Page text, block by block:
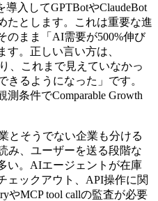
入してGPTBotやClaudeBot
たとします。これは重要な進
のまま「AI需要が500%伸び
す。正しい言い方は、
、これまで見えていなかっ
るようになった」です。
条件でComparable Growth
とそうでない企業も分ける
み、ユーザーを送る段階な
い。AIエージェントが在庫
ェックアウト、API操作に関
やMCP tool callの監査が必要